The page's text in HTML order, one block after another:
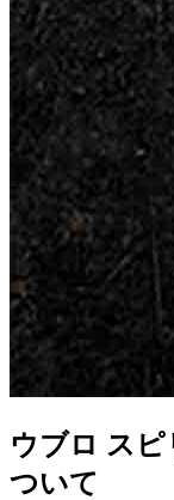
ウブロ ス
ついて